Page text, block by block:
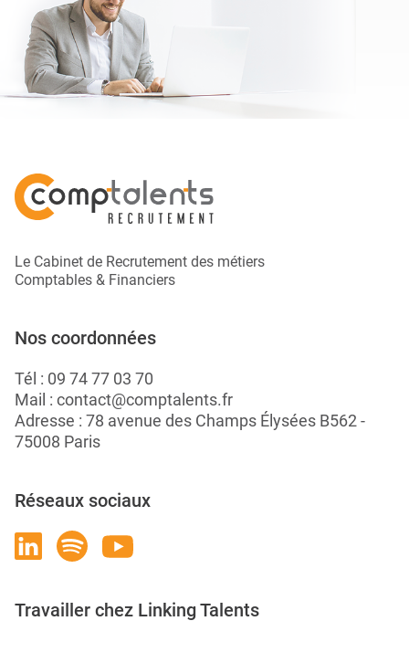
Le Cabinet de Recrutement des métiers
Comptables & Financiers
Nos coordonnées
Tél : 09 74 77 03 70
Mail : contact@comptalents.fr
Adresse : 78 avenue des Champs Élysées B562 -
75008 Paris
Réseaux sociaux
Travailler chez Linking Talents